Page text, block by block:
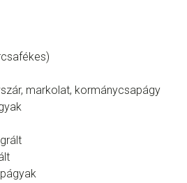
markolat, kormánycsapágy